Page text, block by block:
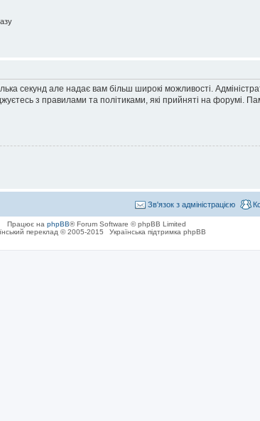
секунд але надає вам більш широкі можливості.
з правилами та політиками, які прийняті на
Зв'язок з адміністрацією
Працює на phpBB® Forum Software © phpBB Limited
переклад © 2005-2015
Українська підтримка phpBB